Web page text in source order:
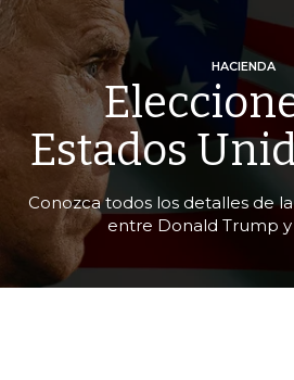
HACIENDA
Estados
Conozca todos los detalles de
entre Donald Trump